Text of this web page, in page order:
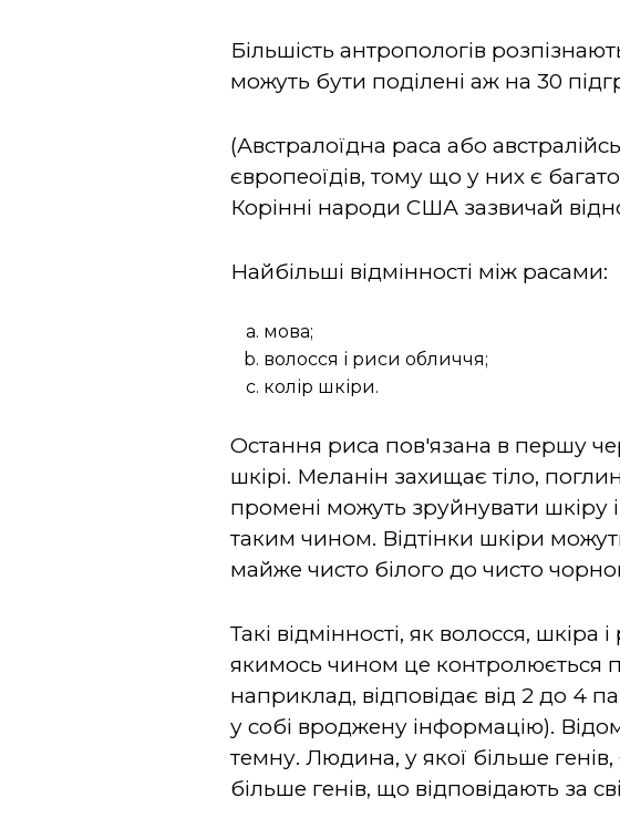
Більшість антропологів
можуть бути поділені аж на 30
(Австралоїдна раса або
європеоїдів, тому що у них є
Корінні народи США зазвичай
Найбільші відмінності між расами:
мова;
волосся і риси обличчя;
колір шкіри.
Остання риса пов'язана в першу
шкірі. Меланін захищає тіло,
промені можуть зруйнувати шкіру
таким чином. Відтінки шкіри
майже чисто білого до чисто
Такі відмінності, як волосся,
якимось чином це контролюється
наприклад, відповідає від 2 до 4
у собі вроджену інформацію).
темну. Людина, у якої більше генів,
більше генів, що відповідають за